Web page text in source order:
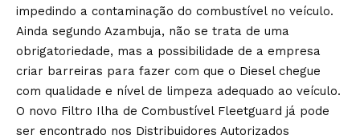
impedindo a contaminação do combustível no veículo.
Ainda segundo Azambuja, não se trata de uma
obrigatoriedade, mas a possibilidade de a empresa
criar barreiras para fazer com que o Diesel chegue
com qualidade e nível de limpeza adequado ao veículo.
O novo Filtro Ilha de Combustível Fleetguard já pode
ser encontrado nos Distribuidores Autorizados